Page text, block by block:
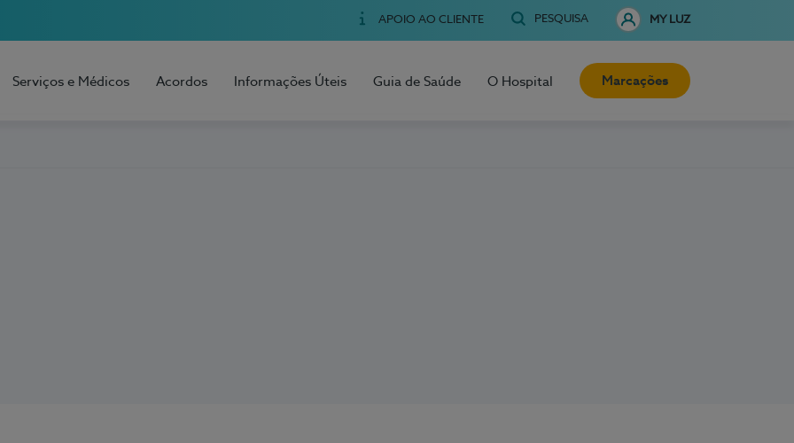
APOIO AO CLIENTE PESQUISA MY LUZ
Serviços e Médicos Acordos Informações Úteis Guia de Saúde O Hospital Marcações